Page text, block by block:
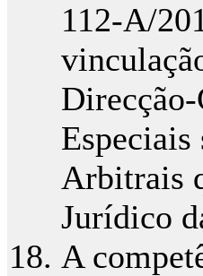
112-A/
Arbitrais
Jurídico
A